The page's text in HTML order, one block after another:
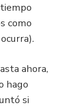
como
ahora,
hago
si